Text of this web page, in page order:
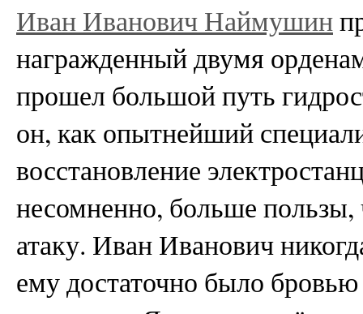
Иван Иванович Наймушин
награжденный двумя
прошел большой путь
он, как опытнейший
восстановление
несомненно, больше
атаку. Иван Иванович
ему достаточно было